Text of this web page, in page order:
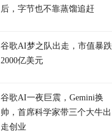
后，字节也不靠蒸馏追赶
谷歌AI梦之队出走，市值暴跌
2000亿美元
谷歌AI一夜巨震，Gemini换
帅，首席科学家带三个大牛出
走创业